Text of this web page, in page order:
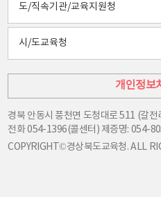
도/직속기관/교육지원청
시/도교육청
개인정보
경북 안동시 풍천면 도청대로 511 (갈
전화054-1396(콜센터) 제증명: 054-
COPYRIGHT©경상북도교육청. ALL